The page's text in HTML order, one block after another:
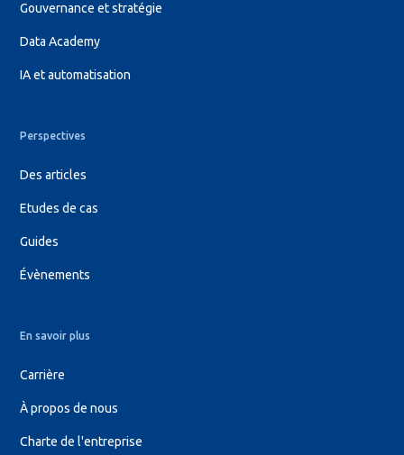
Gouvernance et stratégie
Data Academy
IA et automatisation
Perspectives
Des articles
Etudes de cas
Guides
Évènements
En savoir plus
Carrière
À propos de nous
Charte de l'entreprise